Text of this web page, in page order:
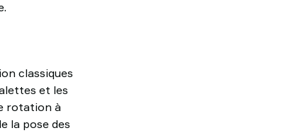
classiques
et les
rotation à
la pose des